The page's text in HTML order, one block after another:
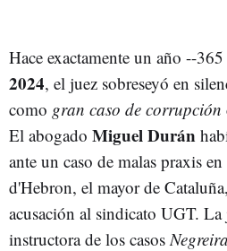
Hace exactamente un año --
2024, el juez sobreseyó en
como gran caso de corrupción
El abogado Miguel Durán
ante un caso de malas praxis
d'Hebron, el mayor de
acusación al sindicato UGT. La
instructora de los casos Negreira